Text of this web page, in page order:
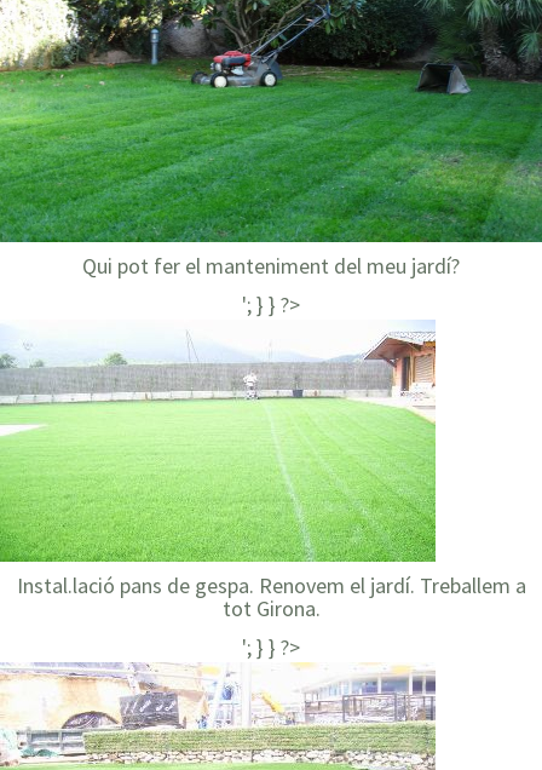
Qui pot fer el manteniment del meu jardí?
'; } } ?>
Instal.lació pans de gespa. Renovem el jardí. Treballem a
tot Girona.
'; } } ?>